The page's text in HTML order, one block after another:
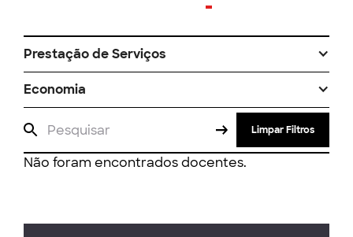
Prestação de Serviços
Economia
Limpar Filtros
Não foram encontrados docentes.